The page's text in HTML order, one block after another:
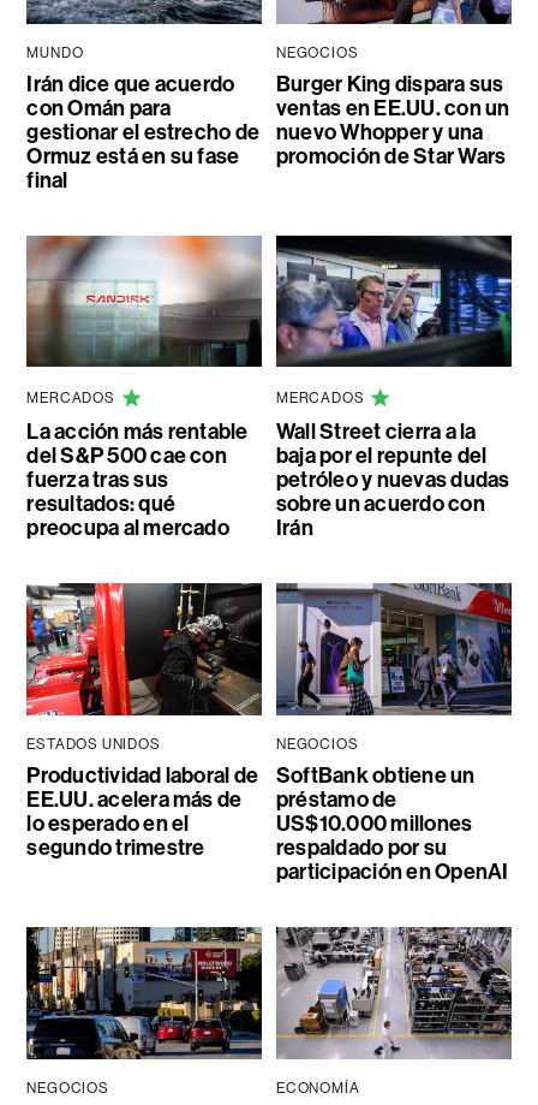
MUNDO
Irán dice que acuerdo
con Omán para
gestionar el estrecho de
Ormuz está en su fase
final
NEGOCIOS
Burger King dispara sus
ventas en EE.UU. con un
nuevo Whopper y una
promoción de Star Wars
MERCADOS
La acción más rentable
del S&P 500 cae con
fuerza tras sus
resultados: qué
preocupa al mercado
MERCADOS
Wall Street cierra a la
baja por el repunte del
petróleo y nuevas dudas
sobre un acuerdo con
Irán
ESTADOS UNIDOS
Productividad laboral de
EE.UU. acelera más de
lo esperado en el
segundo trimestre
NEGOCIOS
SoftBank obtiene un
préstamo de
US$10.000 millones
respaldado por su
participación en OpenAI
NEGOCIOS ECONOMÍA